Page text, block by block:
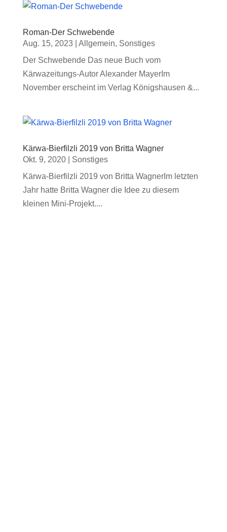
Roman-Der Schwebende
Aug. 15, 2023| Allgemein, Sonstiges
Der Schwebende Das neue Buch vom
Kärwazeitungs-Autor Alexander MayerIm
November erscheint im Verlag Königshausen &...
Kärwa-Bierfilzli 2019 von Britta Wagner
Okt. 9, 2020| Sonstiges
Kärwa-Bierfilzli 2019 von Britta WagnerIm letzten
Jahr hatte Britta Wagner die Idee zu diesem
kleinen Mini-Projekt....